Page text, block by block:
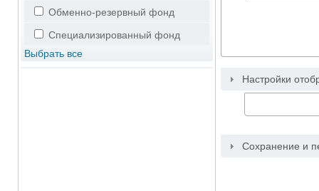
Обменно-резервный фонд
Специализированный фонд
Выбрать все
Настройки
Сохранение и